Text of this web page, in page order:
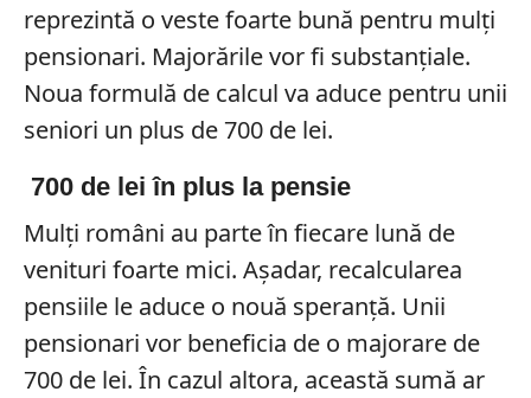
reprezintă o veste foarte bună pentru mulți
pensionari. Majorările vor fi substanțiale.
Noua formulă de calcul va aduce pentru unii
seniori un plus de 700 de lei.
700 de lei în plus la pensie
Mulți români au parte în fiecare lună de
venituri foarte mici. Așadar, recalcularea
pensiile le aduce o nouă speranță. Unii
pensionari vor beneficia de o majorare de
700 de lei. În cazul altora, această sumă ar